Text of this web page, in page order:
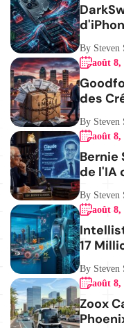
By Steven
août 8,
des
By Steven
août 8,
Bernie
de l'IA
By Steven
août 8,
17
the
By Steven
août 8,
Zoox